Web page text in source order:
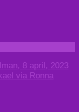
8 april, 2023
via Ronna